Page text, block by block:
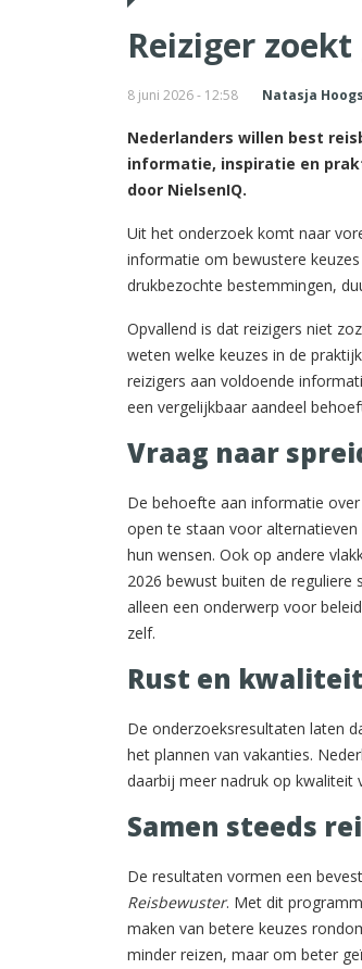
Reiziger
8 juni 2026 - 12:58 Natasja
Nederlanders willen best
informatie, inspiratie en
door NielsenIQ.
Uit het onderzoek komt naar
informatie om bewustere
drukbezochte bestemmingen,
Opvallend is dat reizigers niet
weten welke keuzes in de
reizigers aan voldoende
een vergelijkbaar aandeel
Vraag naar
De behoefte aan informatie
open te staan voor
hun wensen. Ook op andere
2026 bewust buiten de
alleen een onderwerp voor
zelf.
Rust en
De onderzoeksresultaten laten
het plannen van vakanties.
daarbij meer nadruk op kwaliteit
Samen steeds
De resultaten vormen een
Reisbewuster. Met dit
maken van betere keuzes
minder reizen, maar om beter